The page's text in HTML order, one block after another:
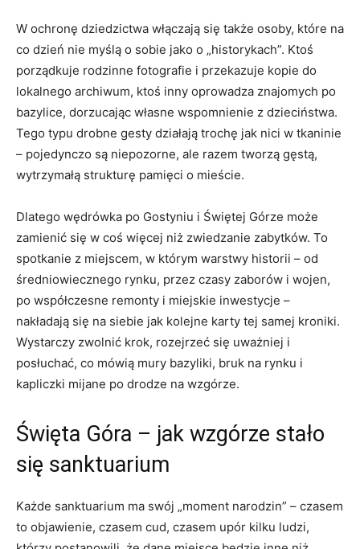
W ochronę dziedzictwa włączają się także osoby, które na
co dzień nie myślą o sobie jako o „historykach”. Ktoś
porządkuje rodzinne fotografie i przekazuje kopie do
lokalnego archiwum, ktoś inny oprowadza znajomych po
bazylice, dorzucając własne wspomnienie z dzieciństwa.
Tego typu drobne gesty działają trochę jak nici w tkaninie
– pojedynczo są niepozorne, ale razem tworzą gęstą,
wytrzymałą strukturę pamięci o mieście.
Dlatego wędrówka po Gostyniu i Świętej Górze może
zamienić się w coś więcej niż zwiedzanie zabytków. To
spotkanie z miejscem, w którym warstwy historii – od
średniowiecznego rynku, przez czasy zaborów i wojen,
po współczesne remonty i miejskie inwestycje –
nakładają się na siebie jak kolejne karty tej samej kroniki.
Wystarczy zwolnić krok, rozejrzeć się uważniej i
posłuchać, co mówią mury bazyliki, bruk na rynku i
kapliczki mijane po drodze na wzgórze.
Święta Góra – jak wzgórze stało
się sanktuarium
Każde sanktuarium ma swój „moment narodzin” – czasem
to objawienie, czasem cud, czasem upór kilku ludzi,